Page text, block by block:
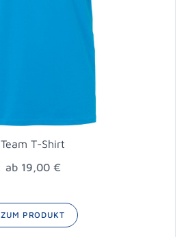
Team T-Shirt
ab 19,00 €
ZUM PRODUKT